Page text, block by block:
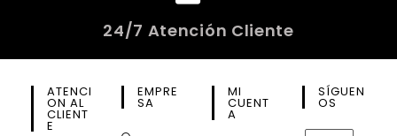
24/7 Atención Cliente
ATENCI
ON AL
CLIENT
E
EMPRE
SA
MI
CUENT
A
SÍGUEN
OS